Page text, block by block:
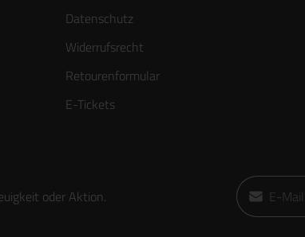
oder Aktion.
E-Mail-
Datenschutz
Widerrufsrecht
Retourenformular
E-Tickets